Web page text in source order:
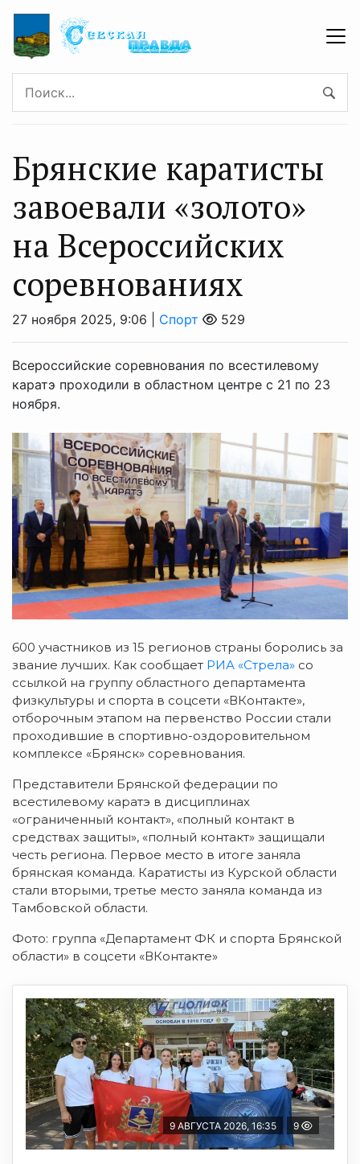
Брянские каратисты
завоевали «золото»
на Всероссийских
соревнованиях
27 ноября 2025, 9:06 | Спорт 529
Всероссийские соревнования по всестилевому
каратэ проходили в областном центре с 21 по 23
ноября.
600 участников из 15 регионов страны боролись за
звание лучших. Как сообщает РИА «Стрела» со
ссылкой на группу областного департамента
физкультуры и спорта в соцсети «ВКонтакте»,
отборочным этапом на первенство России стали
проходившие в спортивно-оздоровительном
комплексе «Брянск» соревнования.
Представители Брянской федерации по
всестилевому каратэ в дисциплинах
«ограниченный контакт», «полный контакт в
средствах защиты», «полный контакт» защищали
честь региона. Первое место в итоге заняла
брянская команда. Каратисты из Курской области
стали вторыми, третье место заняла команда из
Тамбовской области.
Фото: группа «Департамент ФК и спорта Брянской
области» в соцсети «ВКонтакте»
9 АВГУСТА 2026, 16:35 9